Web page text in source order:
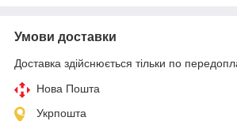
Умови доставки
Доставка здійснюється тільки по
Нова Пошта
Укрпошта